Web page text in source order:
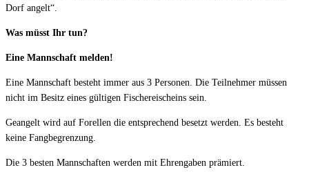
Dorf angelt“.
Was müsst Ihr tun?
Eine Mannschaft melden!
Eine Mannschaft besteht immer aus 3 Personen. Die Teilnehmer müssen
nicht im Besitz eines gültigen Fischereischeins sein.
Geangelt wird auf Forellen die entsprechend besetzt werden. Es besteht
keine Fangbegrenzung.
Die 3 besten Mannschaften werden mit Ehrengaben prämiert.